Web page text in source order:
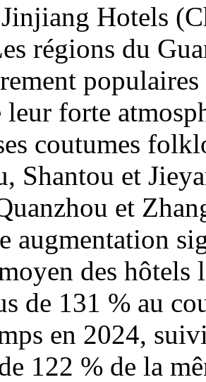
Hotels
régions du
leur forte
coutumes
Shantou et
et
augmentation
des hôtels
de 131 % au
en 2024,
122 % de la